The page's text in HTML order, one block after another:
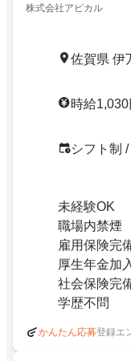
株式会社アピカル
佐賀県 伊
時給1,030
シフト制
未経験OK
職場内禁煙
雇用保険完
厚生年金加
社会保険完
学歴不問
かんたん応募登録エ